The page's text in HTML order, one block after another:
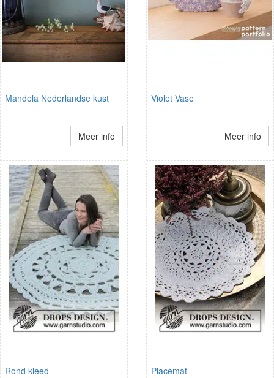
Mandela Nederlandse kust
Meer info
Violet Vase
Meer info
Rond kleed Placemat